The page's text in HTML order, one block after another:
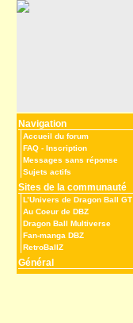
Navigation
Accueil du forum
FAQ - Inscription
Messages sans réponse
Sujets actifs
Sites de la communauté
L’Univers de Dragon Ball GT
Au Coeur de DBZ
Dragon Ball Multiverse
Fan-manga DBZ
RetroBallZ
Général